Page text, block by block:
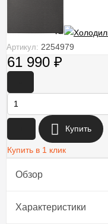
Артикул: 2254979
61 990 ₽
Купить
Купить в 1 клик
Обзор
Характеристики